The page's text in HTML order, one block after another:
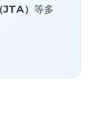
） 等多